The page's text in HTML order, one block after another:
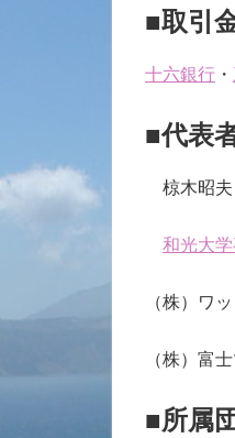
■取引
十六銀行 ・
■代表
椋木昭
和光大
（株）ワ
（株）富
■所属